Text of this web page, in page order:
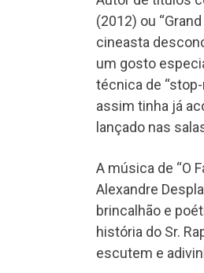
(2012) ou
cineasta
um gosto
técnica de
assim tinha já
lançado nas
A música de “O
Alexandre
brincalhão e
história do Sr.
escutem e